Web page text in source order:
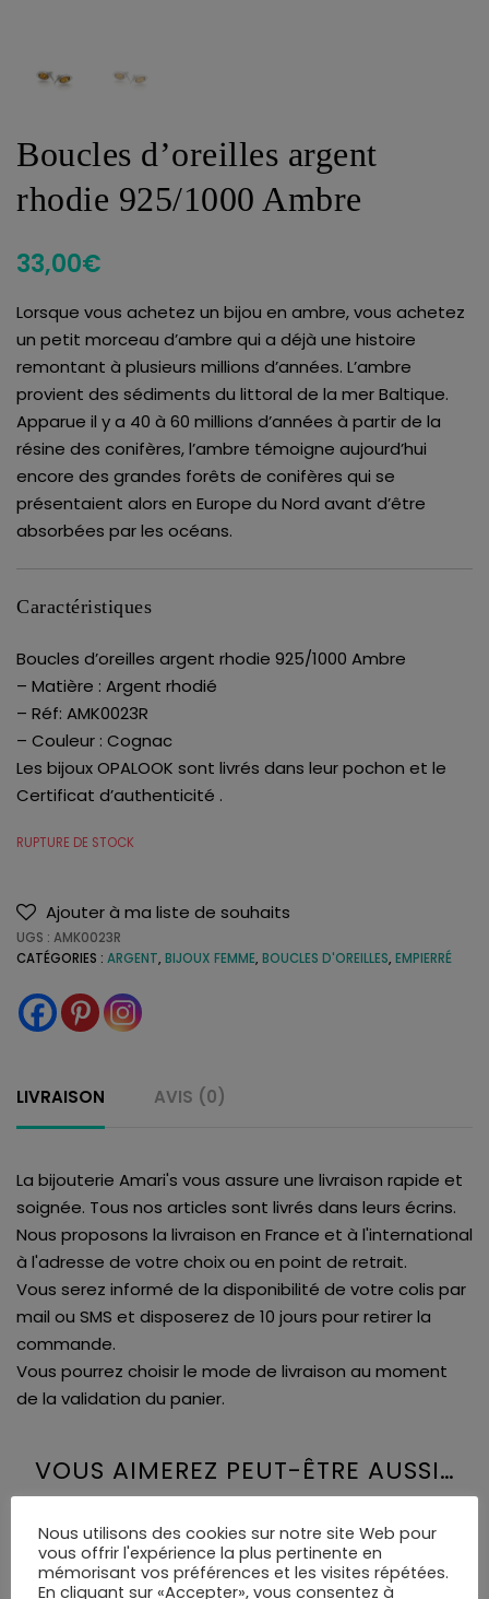
Boucles d’oreilles argent
rhodie 925/1000 Ambre
33,00€
Lorsque vous achetez un bijou en ambre, vous achetez
un petit morceau d’ambre qui a déjà une histoire
remontant à plusieurs millions d’années. L’ambre
provient des sédiments du littoral de la mer Baltique.
Apparue il y a 40 à 60 millions d’années à partir de la
résine des conifères, l’ambre témoigne aujourd’hui
encore des grandes forêts de conifères qui se
présentaient alors en Europe du Nord avant d’être
absorbées par les océans.
Caractéristiques
Boucles d’oreilles argent rhodie 925/1000 Ambre
– Matière : Argent rhodié
– Réf: AMK0023R
– Couleur : Cognac
Les bijoux OPALOOK sont livrés dans leur pochon et le
Certificat d’authenticité .
RUPTURE DE STOCK
Ajouter à ma liste de souhaits
UGS : AMK0023R
CATÉGORIES : ARGENT, BIJOUX FEMME, BOUCLES D'OREILLES, EMPIERRÉ
LIVRAISON AVIS (0)
La bijouterie Amari's vous assure une livraison rapide et
soignée. Tous nos articles sont livrés dans leurs écrins.
Nous proposons la livraison en France et à l'international
à l'adresse de votre choix ou en point de retrait.
Vous serez informé de la disponibilité de votre colis par
mail ou SMS et disposerez de 10 jours pour retirer la
commande.
Vous pourrez choisir le mode de livraison au moment
de la validation du panier.
VOUS AIMEREZ PEUT-ÊTRE AUSSI…
Nous utilisons des cookies sur notre site Web pour
vous offrir l'expérience la plus pertinente en
mémorisant vos préférences et les visites répétées.
En cliquant sur «Accepter», vous consentez à